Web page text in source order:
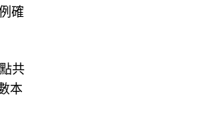
確
共
本